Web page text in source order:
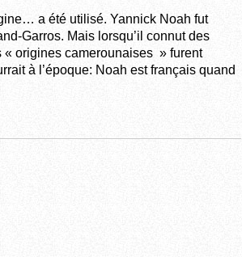
a été utilisé. Yannick Noah fut
Garros. Mais lorsqu’il connut des
origines camerounaises » furent
à l’époque: Noah est français quand